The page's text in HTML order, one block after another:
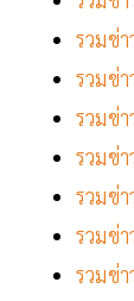
รวมข่
รวมข่
รวมข่
รวมข่
รวมข่
รวมข่
รวมข่